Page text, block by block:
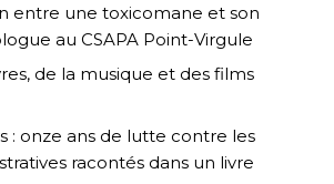
entre une toxicomane et son
au CSAPA Point-Virgule
de la musique et des films
: onze ans de lutte contre les
racontés dans un livre